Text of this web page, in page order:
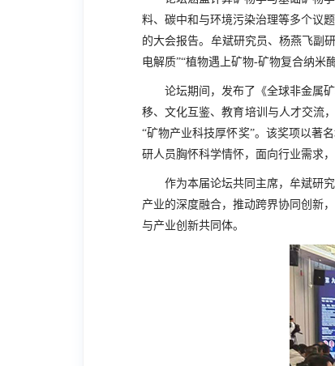
料、碳中和与环境污染治理等多个议
的大会报告。牟斌研究员、杨燕飞副
电解质”“植物遇上矿物-矿物复合纳米
论坛期间，发布了《全球非金属
移、文化互鉴、教育培训与人才交流
“矿物产业科技厚怀奖”。该奖项以著
研人员胸怀科学情怀，面向行业需求
作为本届论坛共同主席，牟斌研
产业的深度融合，推动跨界协同创新
与产业创新共同体。